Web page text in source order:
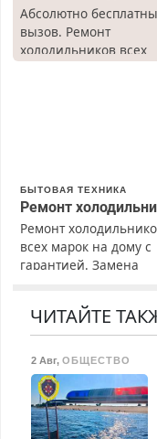
Абсолютно
вызов. Ремонт
холодильников всех
БЫТОВАЯ ТЕХНИКА
Ремонт
Ремонт
всех марок на дому с
гарантией. Замена
Недорого. Без
Все районы. Скидка.
Вызов бесплатный.
ЧИТАЙТЕ
2 Авг, ОБЩЕСТВО